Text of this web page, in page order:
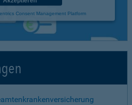
Consent Management Platform